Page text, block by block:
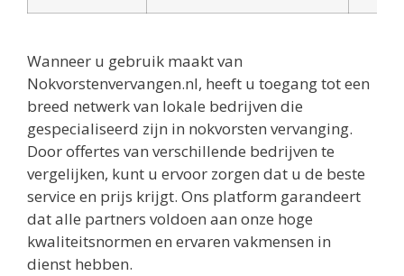
Wanneer u gebruik maakt van
Nokvorstenvervangen.nl, heeft u toegang tot een
breed netwerk van lokale bedrijven die
gespecialiseerd zijn in nokvorsten vervanging.
Door offertes van verschillende bedrijven te
vergelijken, kunt u ervoor zorgen dat u de beste
service en prijs krijgt. Ons platform garandeert
dat alle partners voldoen aan onze hoge
kwaliteitsnormen en ervaren vakmensen in
dienst hebben.